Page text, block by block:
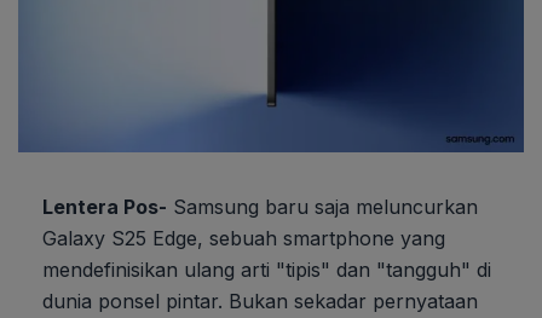
Lentera Pos- Samsung baru saja meluncurkan
Galaxy S25 Edge, sebuah smartphone yang
mendefinisikan ulang arti "tipis" dan "tangguh" di
dunia ponsel pintar. Bukan sekadar pernyataan